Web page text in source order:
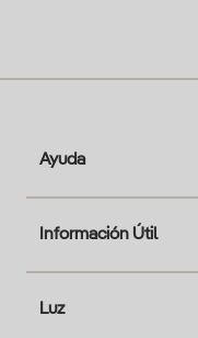
Ayuda
Información Útil
Luz